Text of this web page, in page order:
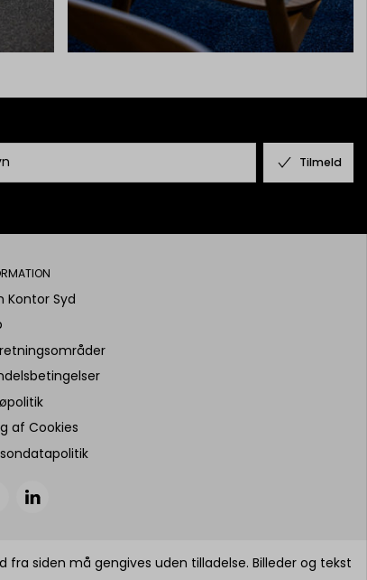
Tilmeld
Kontor Syd
af Cookies
siden må gengives uden tilladelse. Billeder og tekst